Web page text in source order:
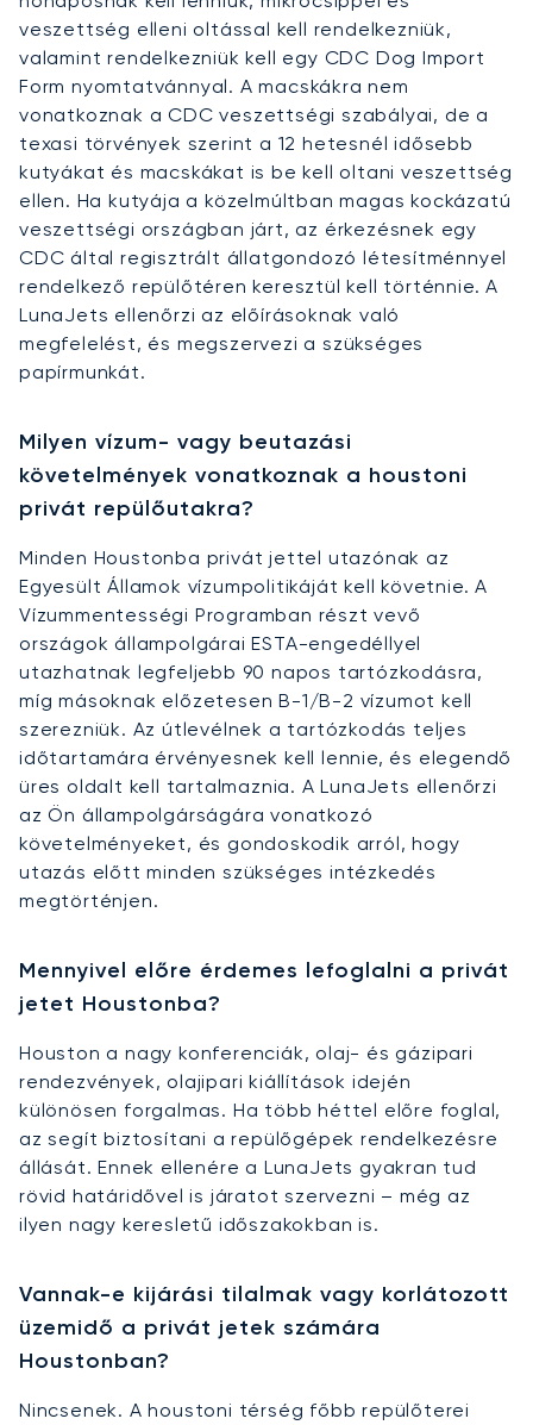
veszettség elleni oltással kell rendelkezniük,
valamint rendelkezniük kell egy CDC Dog Import
Form nyomtatvánnyal. A macskákra nem
vonatkoznak a CDC veszettségi szabályai, de a
texasi törvények szerint a 12 hetesnél idősebb
kutyákat és macskákat is be kell oltani veszettség
ellen. Ha kutyája a közelmúltban magas kockázatú
veszettségi országban járt, az érkezésnek egy
CDC által regisztrált állatgondozó létesítménnyel
rendelkező repülőtéren keresztül kell történnie. A
LunaJets ellenőrzi az előírásoknak való
megfelelést, és megszervezi a szükséges
papírmunkát.
Milyen vízum- vagy beutazási
követelmények vonatkoznak a houstoni
privát repülőutakra?
Minden Houstonba privát jettel utazónak az
Egyesült Államok vízumpolitikáját kell követnie. A
Vízummentességi Programban részt vevő
országok állampolgárai ESTA-engedéllyel
utazhatnak legfeljebb 90 napos tartózkodásra,
míg másoknak előzetesen B-1/B-2 vízumot kell
szerezniük. Az útlevélnek a tartózkodás teljes
időtartamára érvényesnek kell lennie, és elegendő
üres oldalt kell tartalmaznia. A LunaJets ellenőrzi
az Ön állampolgárságára vonatkozó
követelményeket, és gondoskodik arról, hogy
utazás előtt minden szükséges intézkedés
megtörténjen.
Mennyivel előre érdemes lefoglalni a privát
jetet Houstonba?
Houston a nagy konferenciák, olaj- és gázipari
rendezvények, olajipari kiállítások idején
különösen forgalmas. Ha több héttel előre foglal,
az segít biztosítani a repülőgépek rendelkezésre
állását. Ennek ellenére a LunaJets gyakran tud
rövid határidővel is járatot szervezni – még az
ilyen nagy keresletű időszakokban is.
Vannak-e kijárási tilalmak vagy korlátozott
üzemidő a privát jetek számára
Houstonban?
Nincsenek. A houstoni térség főbb repülőterei